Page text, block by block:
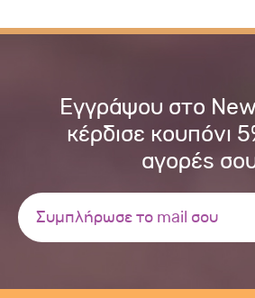
Εγγράψου στο
κέρδισε κουπόνι
αγορές